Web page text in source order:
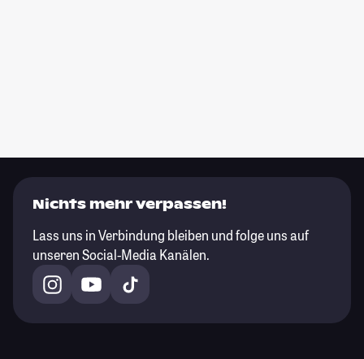
Nichts mehr verpassen!
Lass uns in Verbindung bleiben und folge uns auf
unseren Social-Media Kanälen.